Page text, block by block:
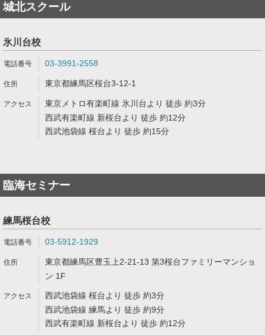
城北スクール
氷川台校
03-3991-2558
東京都練馬区桜台3-12-1
東京メトロ有楽町線 氷川台より 徒歩 約3分
西武有楽町線 新桜台より 徒歩 約12分
西武池袋線 桜台より 徒歩 約15分
臨海セミナー
練馬桜台校
03-5912-1929
東京都練馬区豊玉上2-21-13 第3桜台ファミリーマンショ
ン 1F
西武池袋線 桜台より 徒歩 約3分
西武池袋線 練馬より 徒歩 約9分
西武有楽町線 新桜台より 徒歩 約12分